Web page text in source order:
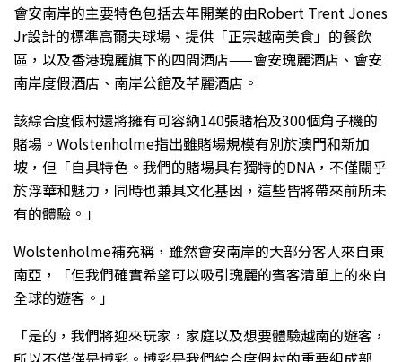
會安南岸的主要特色包括去年開業的由Robert Trent Jones
Jr設計的標準高爾夫球場、提供「正宗越南美食」的餐飲
區，以及香港瑰麗旗下的四間酒店——會安瑰麗酒店、會安
南岸度假酒店、南岸公館及芊麗酒店。
該綜合度假村還將擁有可容納140張賭枱及300個角子機的
賭場。Wolstenholme指出雖賭場規模有別於澳門和新加
坡，但「自具特色。我們的賭場具有獨特的DNA，不僅關乎
於浮華和魅力，同時也兼具文化基因，這些皆將帶來前所未
有的體驗。」
Wolstenholme補充稱，雖然會安南岸的大部分客人來自東
南亞，「但我們確實希望可以吸引瑰麗的賓客清單上的來自
全球的遊客。」
「是的，我們將迎來玩家，家庭以及想要體驗越南的遊客，